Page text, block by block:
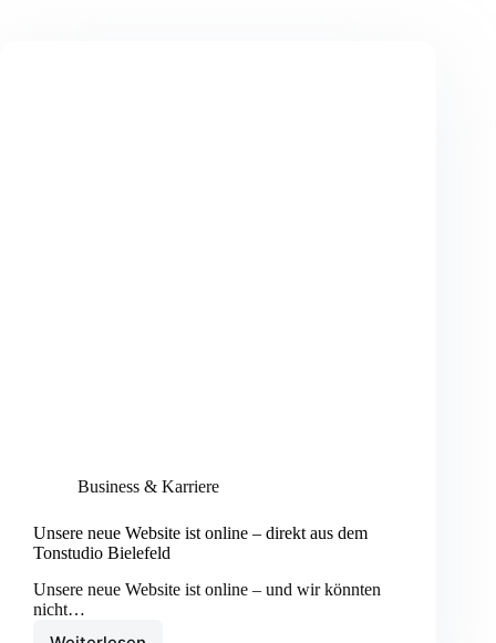
Business & Karriere
Unsere neue Website ist online – direkt aus dem
Tonstudio Bielefeld
Unsere neue Website ist online – und wir könnten
nicht…